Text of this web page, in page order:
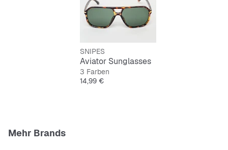
Grüne Gläser für klare Sicht
Cooler Schildpatt-Look
SNIPES
Aviator Sunglasses
3 Farben
Preis
14,99 €
Mehr Brands